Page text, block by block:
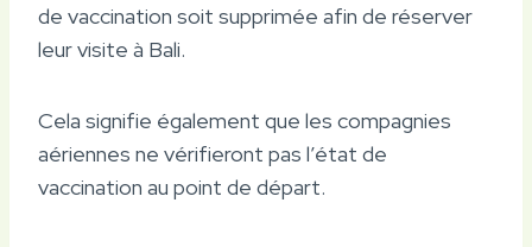
de vaccination soit supprimée afin de réserver
leur visite à Bali.
Cela signifie également que les compagnies
aériennes ne vérifieront pas l’état de
vaccination au point de départ.